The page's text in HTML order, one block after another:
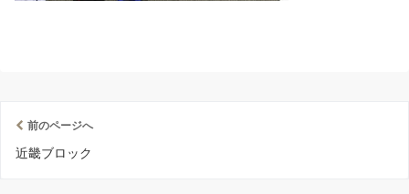
前のページへ
近畿ブロック